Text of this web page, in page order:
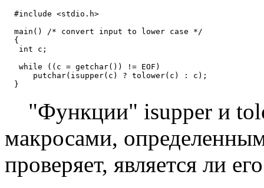
  #include <stdio.h>
  main() /* convert input to lower case */
  {
   int c;
   while ((c = getchar()) != EOF)
      putchar(isupper(c) ? tolower(c) : c);
"Функции" isupper и
макросами,
проверяет, является ли